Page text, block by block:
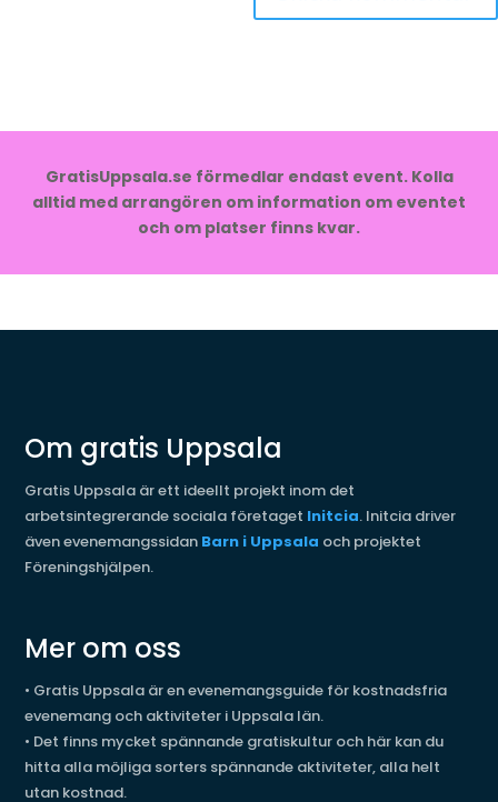
GratisUppsala.se förmedlar endast event. Kolla
alltid med arrangören om information om eventet
och om platser finns kvar.
Om gratis Uppsala
Gratis Uppsala är ett ideellt projekt inom det
arbetsintegrerande sociala företaget Initcia. Initcia driver
även evenemangssidan Barn i Uppsala och projektet
Föreningshjälpen.
Mer om oss
• Gratis Uppsala är en evenemangsguide för kostnadsfria
evenemang och aktiviteter i Uppsala län.
• Det finns mycket spännande gratiskultur och här kan du
hitta alla möjliga sorters spännande aktiviteter, alla helt
utan kostnad.